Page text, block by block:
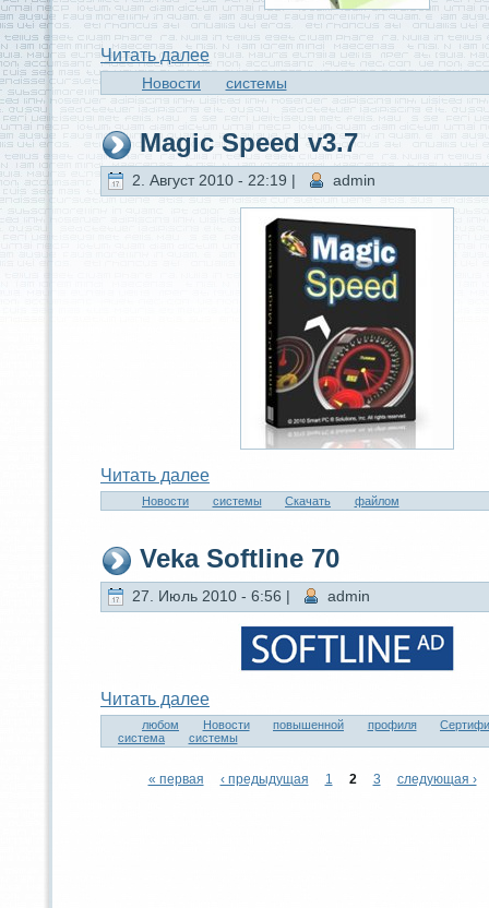
Читaть далее
Новости системы
Magic Speed v3.7
2. Август 2010 - 22:19 | admin
Читaть далее
Новости системы Скачать файлом
Veka Softline 70
27. Июль 2010 - 6:56 | admin
Читaть далее
любом Новости повышенной профиля
система
системы
« первая ‹ предыдущая 1 2 3 следующая ›